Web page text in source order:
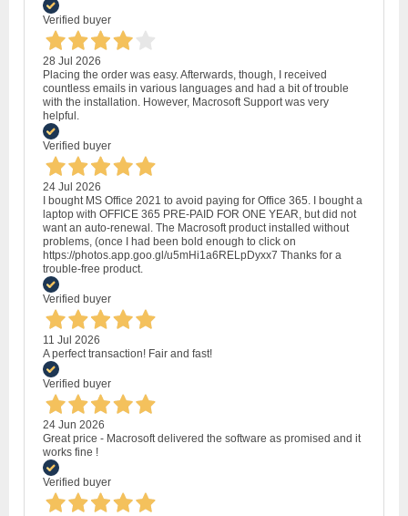
Verified buyer
28 Jul 2026
Placing the order was easy. Afterwards, though, I received
countless emails in various languages and had a bit of trouble
with the installation. However, Macrosoft Support was very
helpful.
Verified buyer
24 Jul 2026
I bought MS Office 2021 to avoid paying for Office 365. I bought a
laptop with OFFICE 365 PRE-PAID FOR ONE YEAR, but did not
want an auto-renewal. The Macrosoft product installed without
problems, (once I had been bold enough to click on
https://photos.app.goo.gl/u5mHi1a6RELpDyxx7 Thanks for a
trouble-free product.
Verified buyer
11 Jul 2026
A perfect transaction! Fair and fast!
Verified buyer
24 Jun 2026
Great price - Macrosoft delivered the software as promised and it
works fine !
Verified buyer